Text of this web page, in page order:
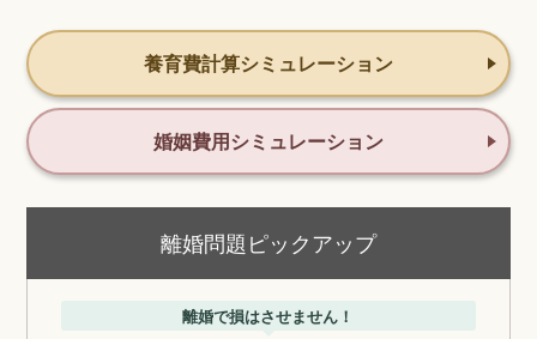
養育費計算シミュレーション
婚姻費用シミュレーション
離婚問題ピックアップ
離婚で損はさせません！